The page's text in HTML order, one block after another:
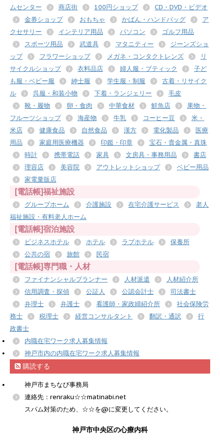
ムセンター
商店街 100円ショップ
CD・DVD・ビデオ
金券ショップ
おもちゃ かばん・ハンドバッグ
ア
クセサリー
インテリア用品 パソコン
ゴルフ用品
スポーツ用品
武道具 マタニティー
ジーンズショ
ップ
フラワーショップ メガネ・コンタクトレンズ
リ
サイクルショップ
衣料品店 婦人服・ブティック
子ど
も服・ベビー服
紳士服 学生服・制服
古着・リサイク
ル
呉服・和装小物 下着・ランジェリー
毛皮
靴・履物
卵・食肉 中華食材 鮮魚店
果物・
フルーツショップ
海産物 牛乳 コーヒー豆
米・
米店
健康食品 自然食品 漢方 電化製品
医療
用品
家庭用医療機器 印鑑・印章
宝石・貴金属・真珠
時計
携帯電話 家具 文房具・事務用品
書店
理容店
美容院 アウトレットショップ
ベビー用品
家電量販店
[電話帳]福祉施設
グループホーム 介護施設 在宅介護サービス
老人
福祉施設・有料老人ホーム
[電話帳]宿泊施設
ビジネスホテル ホテル ラブホテル
保養所
公共の宿
旅館 民宿
[電話帳]専門職・人材
ファイナンシャルプランナー 人材派遣
人材紹介所
信用調査・探偵
公証人 公認会計士
司法書士
弁理士
弁護士 看護師・家政婦紹介所
社会保険労
務士
税理士 経営コンサルタント 翻訳・通訳
行
政書士
内職在宅ワーク求人募集情報
神戸市内の内職在宅ワーク求人募集情報
購読する
神戸市まちなび事務局
連絡先：renraku☆☆matinabi.net
スパム対策のため、☆☆を@に変更してください。
神戸市中央区の心療内科